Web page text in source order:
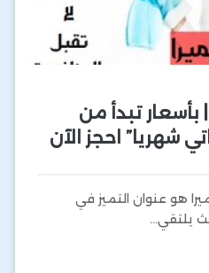
بأسعار تبدأ من
هو عنوان التميز في
يلتقي…